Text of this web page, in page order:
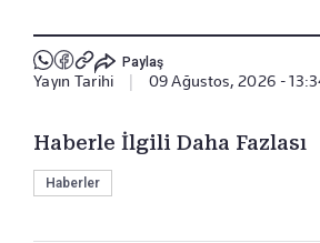
Paylaş
Yayın Tarihi 09 Ağustos, 2026 -
Haberle İlgili Daha Fazlası
Haberler